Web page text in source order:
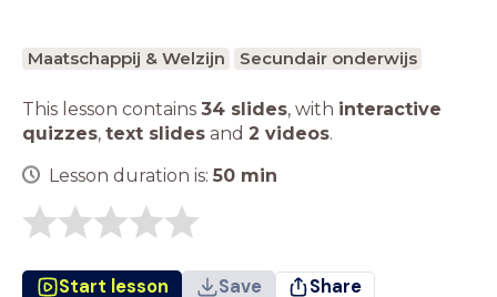
Maatschappij & Welzijn Secundair onderwijs
This lesson contains 34 slides, with interactive
quizzes, text slides and 2 videos.
Lesson duration is: 50 min
Start lesson Save Share